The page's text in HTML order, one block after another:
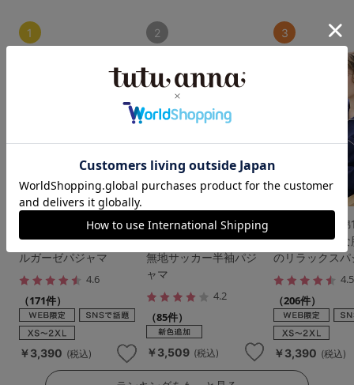
1
【新色追加】綿100％
ふんわりやさしいダブ
ルガーゼパジャマ
4.6
（171件）
￥3,390 (税込)
2
[とにかくさらっと涼し
い]綿100％ロゴ前開き
無地サッカー半袖パジ
ャマ
4.2
（85件）
￥3,509 (税込)
3
【新色追加】
とろけるような
のリラックスパ
4.5
（206件）
￥3,390 (税込)